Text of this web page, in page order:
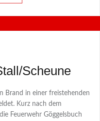
Scheune
Brand in einer freistehenden
Kurz nach dem
Feuerwehr Göggelsbuch